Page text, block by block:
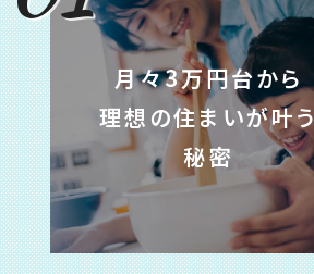
月々3万円台から
理想の住まいが叶う
秘密